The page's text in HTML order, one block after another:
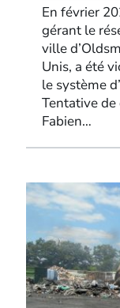
En février
gérant le
ville
Unis, a été
le système
Tentative de
Fabien…